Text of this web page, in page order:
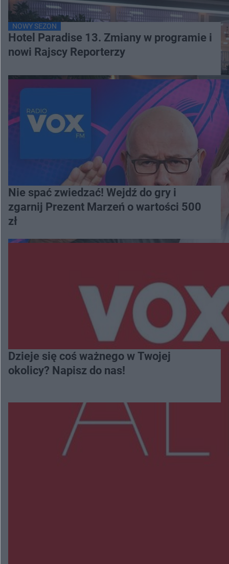
NOWY SEZON
Hotel Paradise 13. Zmiany w programie i
nowi Rajscy Reporterzy
Nie spać zwiedzać! Wejdź do gry i
zgarnij Prezent Marzeń o wartości 500
zł
Dzieje się coś ważnego w Twojej
okolicy? Napisz do nas!
Więcej